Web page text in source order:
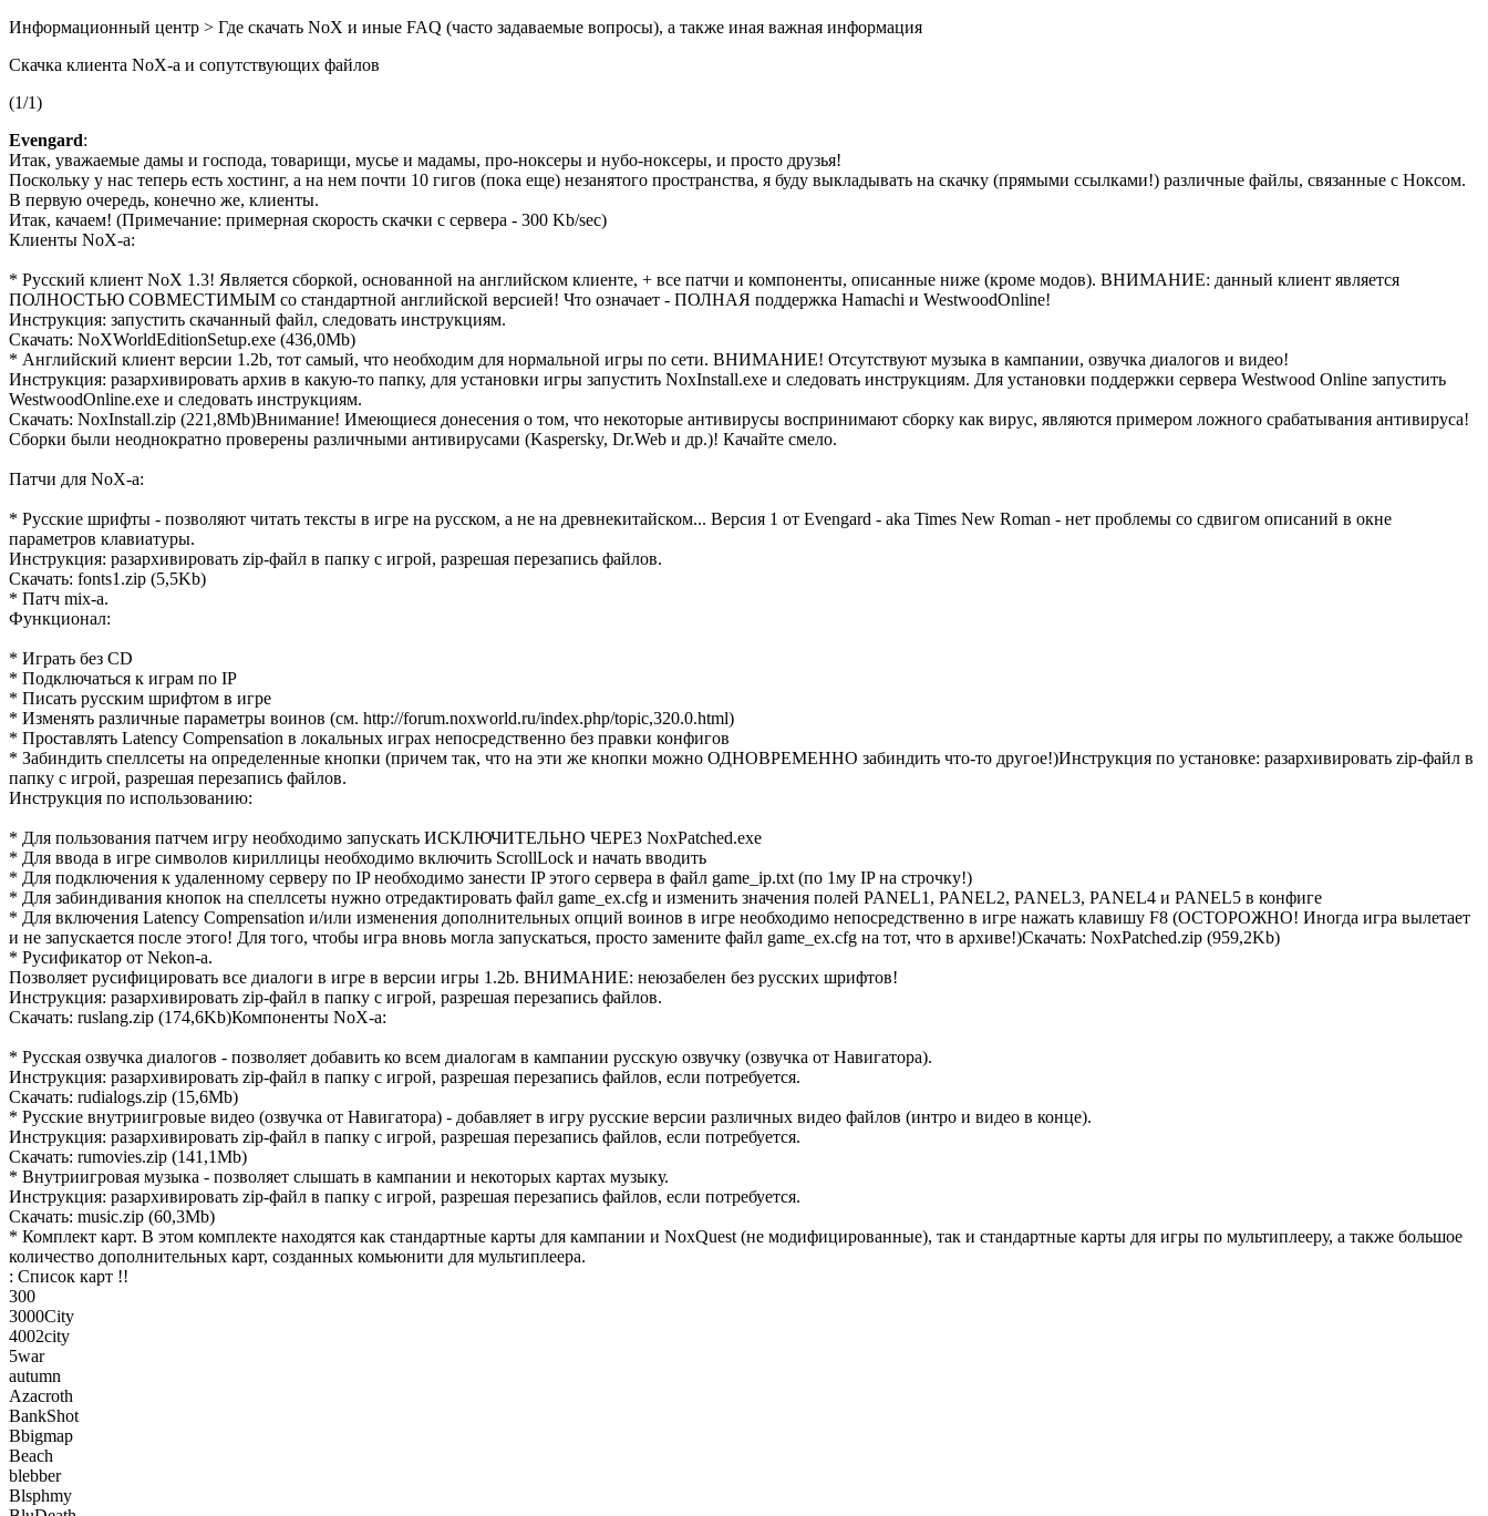
Информационный центр > Где скачать NoX и иные FAQ (часто задаваемые вопросы), а также иная важная информация
Скачка клиента NoX-а и сопутствующих файлов
(1/1)
Evengard:
Итак, уважаемые дамы и господа, товарищи, мусье и мадамы, про-ноксеры и нубо-ноксеры, и просто друзья!
Поскольку у нас теперь есть хостинг, а на нем почти 10 гигов (пока еще) незанятого пространства, я буду выкладывать на скачку (прямыми ссылками!) различные файлы, связанные с Ноксом.
В первую очередь, конечно же, клиенты.
Итак, качаем! (Примечание: примерная скорость скачки с сервера - 300 Kb/sec)
Клиенты NoX-а:
* Русский клиент NoX 1.3! Является сборкой, основанной на английском клиенте, + все патчи и компоненты, описанные ниже (кроме модов). ВНИМАНИЕ: данный клиент является
ПОЛНОСТЬЮ СОВМЕСТИМЫМ со стандартной английской версией! Что означает - ПОЛНАЯ поддержка Hamachi и WestwoodOnline!
Инструкция: запустить скачанный файл, следовать инструкциям.
Скачать: NoXWorldEditionSetup.exe (436,0Mb)
* Английский клиент версии 1.2b, тот самый, что необходим для нормальной игры по сети. ВНИМАНИЕ! Отсутствуют музыка в кампании, озвучка диалогов и видео!
Инструкция: разархивировать архив в какую-то папку, для установки игры запустить NoxInstall.exe и следовать инструкциям. Для установки поддержки сервера Westwood Online запустить
WestwoodOnline.exe и следовать инструкциям.
Скачать: NoxInstall.zip (221,8Mb)Внимание! Имеющиеся донесения о том, что некоторые антивирусы воспринимают сборку как вирус, являются примером ложного срабатывания антивируса!
Сборки были неоднократно проверены различными антивирусами (Kaspersky, Dr.Web и др.)! Качайте смело.
Патчи для NoX-а:
* Русские шрифты - позволяют читать тексты в игре на русском, а не на древнекитайском... Версия 1 от Evengard - aka Times New Roman - нет проблемы со сдвигом описаний в окне
параметров клавиатуры.
Инструкция: разархивировать zip-файл в папку с игрой, разрешая перезапись файлов.
Скачать: fonts1.zip (5,5Kb)
* Патч mix-а.
Функционал:
* Играть без CD
* Подключаться к играм по IP
* Писать русским шрифтом в игре
* Изменять различные параметры воинов (см. http://forum.noxworld.ru/index.php/topic,320.0.html)
* Проставлять Latency Compensation в локальных играх непосредственно без правки конфигов
* Забиндить спеллсеты на определенные кнопки (причем так, что на эти же кнопки можно ОДНОВРЕМЕННО забиндить что-то другое!)Инструкция по установке: разархивировать zip-файл в
папку с игрой, разрешая перезапись файлов.
Инструкция по использованию:
* Для пользования патчем игру необходимо запускать ИСКЛЮЧИТЕЛЬНО ЧЕРЕЗ NoxPatched.exe
* Для ввода в игре символов кириллицы необходимо включить ScrollLock и начать вводить
* Для подключения к удаленному серверу по IP необходимо занести IP этого сервера в файл game_ip.txt (по 1му IP на строчку!)
* Для забиндивания кнопок на спеллсеты нужно отредактировать файл game_ex.cfg и изменить значения полей PANEL1, PANEL2, PANEL3, PANEL4 и PANEL5 в конфиге
* Для включения Latency Compensation и/или изменения дополнительных опций воинов в игре необходимо непосредственно в игре нажать клавишу F8 (ОСТОРОЖНО! Иногда игра вылетает
и не запускается после этого! Для того, чтобы игра вновь могла запускаться, просто замените файл game_ex.cfg на тот, что в архиве!)Скачать: NoxPatched.zip (959,2Kb)
* Русификатор от Nekon-а.
Позволяет русифицировать все диалоги в игре в версии игры 1.2b. ВНИМАНИЕ: неюзабелен без русских шрифтов!
Инструкция: разархивировать zip-файл в папку с игрой, разрешая перезапись файлов.
Скачать: ruslang.zip (174,6Kb)Компоненты NoX-а:
* Русская озвучка диалогов - позволяет добавить ко всем диалогам в кампании русскую озвучку (озвучка от Навигатора).
Инструкция: разархивировать zip-файл в папку с игрой, разрешая перезапись файлов, если потребуется.
Скачать: rudialogs.zip (15,6Mb)
* Русские внутриигровые видео (озвучка от Навигатора) - добавляет в игру русские версии различных видео файлов (интро и видео в конце).
Инструкция: разархивировать zip-файл в папку с игрой, разрешая перезапись файлов, если потребуется.
Скачать: rumovies.zip (141,1Mb)
* Внутриигровая музыка - позволяет слышать в кампании и некоторых картах музыку.
Инструкция: разархивировать zip-файл в папку с игрой, разрешая перезапись файлов, если потребуется.
Скачать: music.zip (60,3Mb)
* Комплект карт. В этом комплекте находятся как стандартные карты для кампании и NoxQuest (не модифицированные), так и стандартные карты для игры по мультиплееру, а также большое
количество дополнительных карт, созданных комьюнити для мультиплеера.
: Список карт !!
300
3000City
4002city
5war
autumn
Azacroth
BankShot
Bbigmap
Beach
blebber
Blsphmy